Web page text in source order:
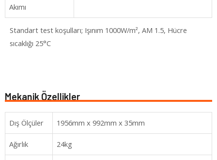
Akımı
Standart test koşulları; Işınım 1000W/m², AM 1.5, Hücre
sıcaklığı 25°C
Mekanik Özellikler
Dış Ölçüler 1956mm x 992mm x 35mm
Ağırlık 24kg